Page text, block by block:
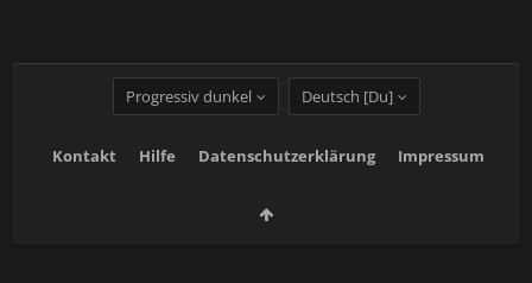
Progressiv dunkel Deutsch [Du]
Kontakt Hilfe Datenschutzerklärung Impressum